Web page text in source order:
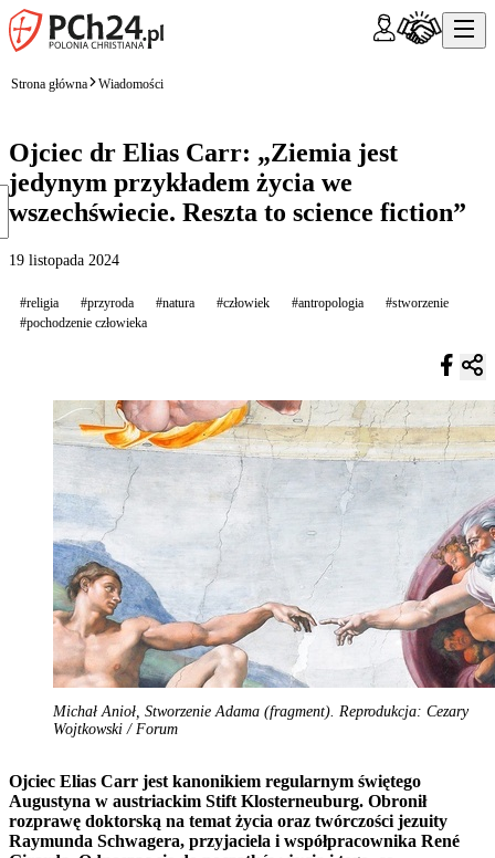
Strona główna Wiadomości
Ojciec dr Elias Carr: „Ziemia jest
jedynym przykładem życia we
wszechświecie. Reszta to science fiction”
19 listopada 2024
#religia #przyroda #natura #człowiek #antropologia
#stworzenie
#pochodzenie człowieka
Michał Anioł, Stworzenie Adama (fragment). Reprodukcja: Cezary
Wojtkowski / Forum
Ojciec Elias Carr jest kanonikiem regularnym świętego
Augustyna w austriackim Stift Klosterneuburg. Obronił
rozprawę doktorską na temat życia oraz twórczości jezuity
Raymunda Schwagera, przyjaciela i współpracownika René